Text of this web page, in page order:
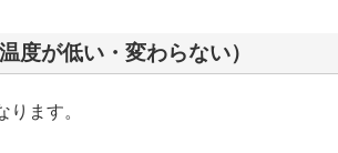
度が低い・変わらない）
ます。